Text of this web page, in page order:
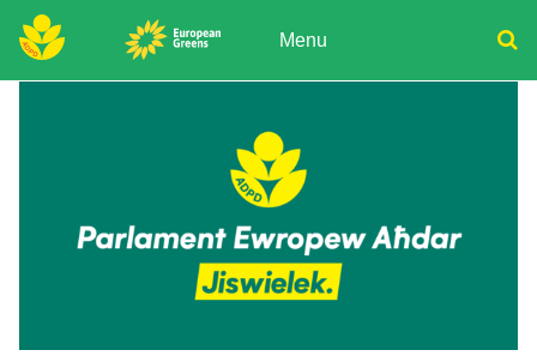
Skip
to
content Menu